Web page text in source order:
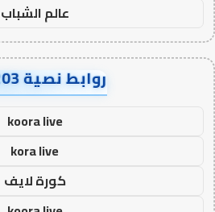
عالم الشباب
روابط نصية AA4203
koora live
kora live
كورة لايف